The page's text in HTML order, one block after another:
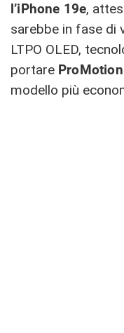
l’iPhone 19e,
sarebbe in fase di
LTPO OLED,
portare
modello più